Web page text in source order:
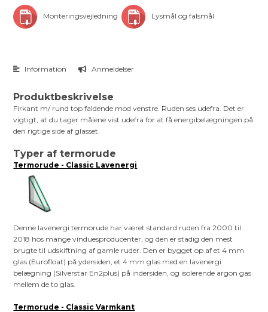
Monteringsvejledning Lysmål og falsmål
Information Anmeldelser
Produktbeskrivelse
Firkant m/ rund top faldende mod venstre. Ruden ses udefra. Det er
vigtigt, at du tager målene vist udefra for at få energibelægningen på
den rigtige side af glasset.
Typer af termorude
Termorude - Classic Lavenergi
Denne lavenergi termorude har været standard ruden fra 2000 til
2018 hos mange vinduesproducenter, og den er stadig den mest
brugte til udskiftning af gamle ruder. Den er bygget op af et 4 mm
glas (Eurofloat) på ydersiden, et 4 mm glas med en lavenergi
belægning (Silverstar En2plus) på indersiden, og isolerende argon gas
mellem de to glas.
Termorude - Classic Varmkant